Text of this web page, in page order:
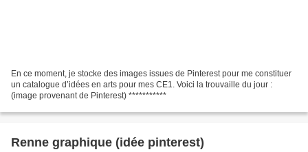
En ce moment, je stocke des images issues de Pinterest pour me constituer
un catalogue d’idées en arts pour mes CE1. Voici la trouvaille du jour :
(image provenant de Pinterest) ***********
Renne graphique (idée pinterest)